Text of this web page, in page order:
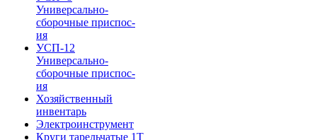
Универсально-
сборочные приспос-
ия
УСП-12
Универсально-
сборочные приспос-
ия
Хозяйственный
инвентарь
Электроинструмент
Круги тарельчатые 1Т